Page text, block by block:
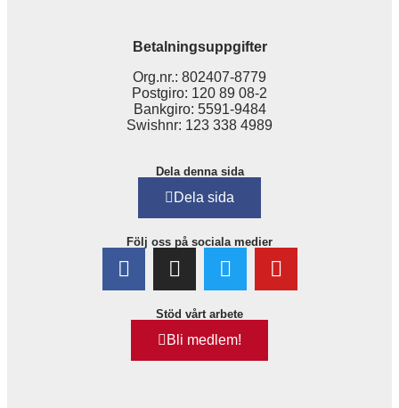
Betalningsuppgifter
Org.nr.: 802407-8779
Postgiro: 120 89 08-2
Bankgiro: 5591-9484
Swishnr: 123 338 4989
Dela denna sida
Dela sida
Följ oss på sociala medier
Stöd vårt arbete
Bli medlem!